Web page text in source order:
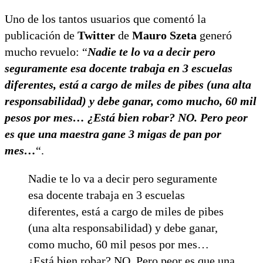
Uno de los tantos usuarios que comentó la
publicación de Twitter de Mauro Szeta generó
mucho revuelo: “Nadie te lo va a decir pero
seguramente esa docente trabaja en 3 escuelas
diferentes, está a cargo de miles de pibes (una alta
responsabilidad) y debe ganar, como mucho, 60 mil
pesos por mes… ¿Está bien robar? NO. Pero peor
es que una maestra gane 3 migas de pan por
mes…“.
Nadie te lo va a decir pero seguramente
esa docente trabaja en 3 escuelas
diferentes, está a cargo de miles de pibes
(una alta responsabilidad) y debe ganar,
como mucho, 60 mil pesos por mes…
¿Está bien robar? NO. Pero peor es que una